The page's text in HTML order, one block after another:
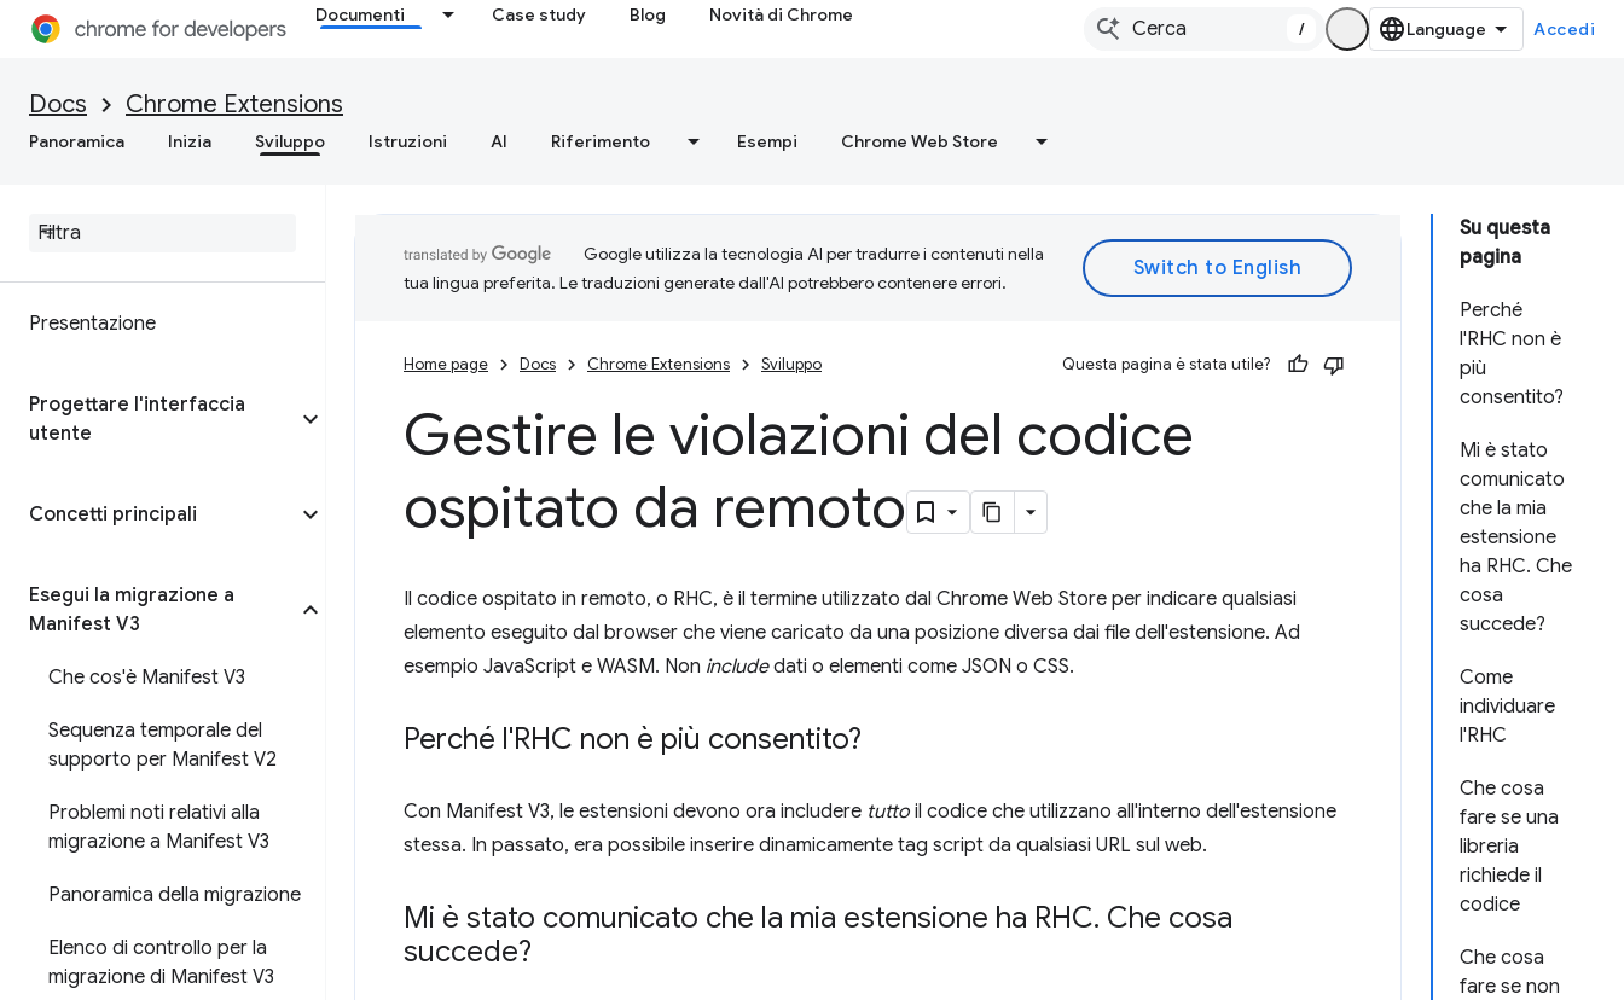
Documenti Case study Blog Novità di Chrome
/ Accedi
Docs Chrome Extensions
Panoramica Inizia Sviluppo Istruzioni AI Riferimento Esempi Chrome Web Store
Presentazione
Progettare l'interfaccia
utente
Concetti principali
Esegui la migrazione a
Manifest V3
Che cos'è Manifest V3
Sequenza temporale del
supporto per Manifest V2
Problemi noti relativi alla
migrazione a Manifest V3
Panoramica della migrazione
Elenco di controllo per la
migrazione di Manifest V3
Su questa
pagina
Perché
l'RHC non è
più
consentito?
Mi è stato
comunicato
che la mia
estensione
ha RHC. Che
cosa
succede?
Come
individuare
l'RHC
Che cosa
fare se una
libreria
richiede il
codice
Che cosa
fare se non
Google utilizza la tecnologia AI per tradurre i contenuti nella
tua lingua preferita. Le traduzioni generate dall'AI potrebbero contenere errori.
Home page Docs Chrome Extensions Sviluppo Questa pagina è stata utile?
Gestire le violazioni del codice
ospitato da remoto
Il codice ospitato in remoto, o RHC, è il termine utilizzato dal Chrome Web Store per indicare qualsiasi
elemento eseguito dal browser che viene caricato da una posizione diversa dai file dell'estensione. Ad
esempio JavaScript e WASM. Non includedati o elementi come JSON o CSS.
Perché l'RHC non è più consentito?
Con Manifest V3, le estensioni devono ora includere tutto il codice che utilizzano all'interno dell'estensione
stessa. In passato, era possibile inserire dinamicamente tag script da qualsiasi URL sul web.
Mi è stato comunicato che la mia estensione ha RHC. Che cosa
succede?